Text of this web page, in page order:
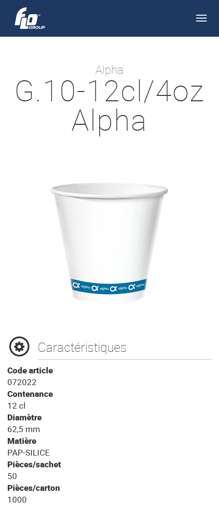
Alpha
G.10-12cl/4oz
Alpha
Caractéristiques
Code article
072022
Contenance
12 cl
Diamètre
62,5 mm
Matière
PAP-SILICE
Pièces/sachet
50
Pièces/carton
1000